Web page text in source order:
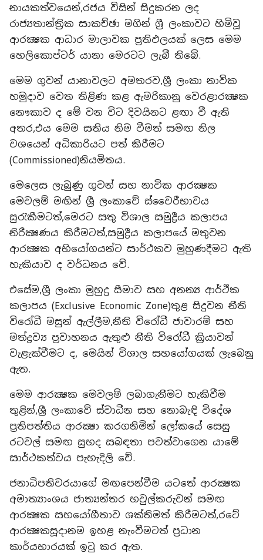
නායකත්වයෙන්,රජය විසින් සිදුකරන ලද
රාජ්‍යතාන්ත්‍රික සාකච්ඡා මගින් ශ්‍රී ලංකාවට හිමිවූ
ආරක්‍ෂක ආධාර මාලාවක ප්‍රතිඵලයක් ලෙස මෙම
හෙලිකොප්ටර් යානා මෙරටට ලැබී තිබේ.
මෙම ගුවන් යානාවලට අමතරව,ශ්‍රී ලංකා නාවික
හමුදාව වෙත තිළිණ කළ ඇමරිකානු වෙරළාරක්‍ෂක
නෞකාව ද මේ වන විට දිවයිනට ළඟා වී ඇති
අතර,එය මෙම සතිය නිම වීමත් සමඟ නිල
වශයෙන් අධිකාරියට පත් කිරීමට
(Commissioned)නියමිතය.
මෙලෙස ලැබුණු ගුවන් සහ නාවික ආරක්‍ෂක
මෙවලම් මඟින් ශ්‍රී ලංකාවේ ස්වෛරීභාවය
සුරැකීමටත්,මෙරට සතු විශාල සමුද්‍රීය කලාපය
නිරීක්‍ෂණය කිරීමටත්,සමුද්‍රීය කලාපයේ මතුවන
ආරක්‍ෂක අභියෝගයන්ට සාර්ථකව මුහුණදීමට ඇති
හැකියාව ද වර්ධනය වේ.
එසේම,ශ්‍රී ලංකා මුහුදු සීමාව සහ අනන්‍ය ආර්ථික
කලාපය (Exclusive Economic Zone)තුළ සිදුවන නීති
විරෝධී මසුන් ඇල්ලීම,නීති විරෝධී ජාවාරම් සහ
මත්ද්‍රව්‍ය ප්‍රවාහනය ඇතුළු නීති විරෝධී ක්‍රියාවන්
වැළැක්වීමට ද, මෙයින් විශාල සහයෝගයක් ලැබෙනු
ඇත.
මෙම ආරක්‍ෂක මෙවලම් ලබාගැනීමට හැකිවීම
තුළින්,ශ්‍රී ලංකාවේ ස්වාධීන සහ නොබැඳි විදේශ
ප්‍රතිපත්තිය ආරක්‍ෂා කරගනිමින් ලෝකයේ සෙසු
රටවල් සමඟ සුහද සබඳතා පවත්වාගෙන යාමේ
සාර්ථකත්වය පැහැදිලි වේ.
ජනාධිපතිවරයාගේ මඟපෙන්වීම යටතේ ආරක්‍ෂක
අමාත්‍යාංශය ජාත්‍යන්තර හවුල්කරුවන් සමඟ
ආරක්‍ෂක සහයෝගීතාව ශක්තිමත් කිරීමටත්,රටේ
ආරක්‍ෂකසූදානම ඉහළ නැංවීමටත් ප්‍රධාන
කාර්යභාරයක් ඉටු කර ඇත.